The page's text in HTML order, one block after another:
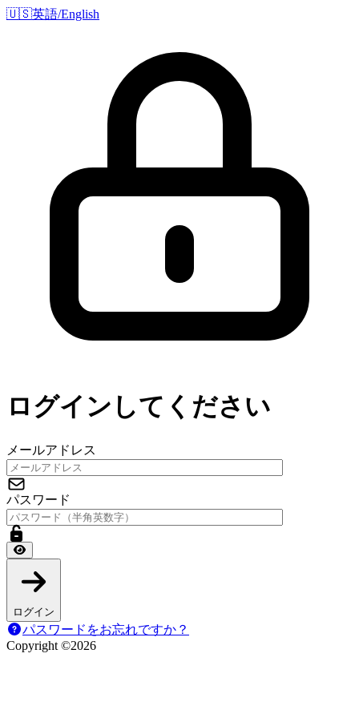
🇺🇸英語/English
ログインしてください
メールアドレス
パスワード
ログイン
パスワードをお忘れですか？
Copyright ©2026